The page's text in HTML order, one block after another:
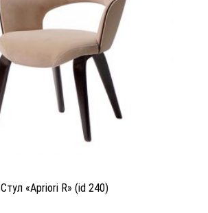
Стул «Apriori R» (id 240)